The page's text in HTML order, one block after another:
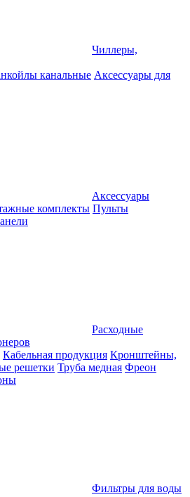
Чиллеры,
канальные Аксессуары для
Аксессуары
комплекты Пульты
Расходные
Кабельная продукция Кронштейны,
решетки Труба медная Фреон
Фильтры для воды